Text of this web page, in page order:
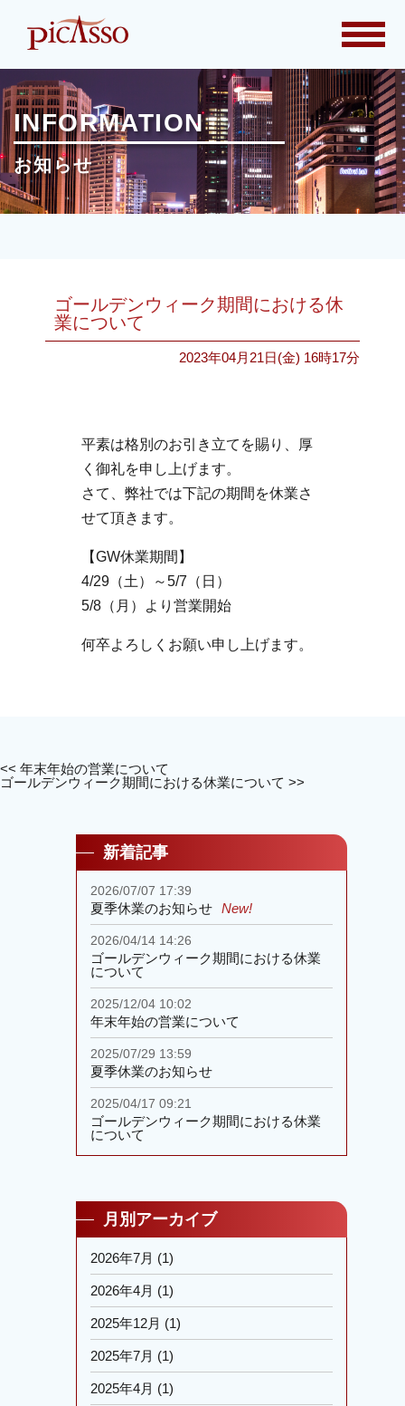
INFORMATION
お知らせ
ゴールデンウィーク期間における休
業について
2023年04月21日(金) 16時17分
平素は格別のお引き立てを賜り、厚
く御礼を申し上げます。
さて、弊社では下記の期間を休業さ
せて頂きます。
【GW休業期間】
4/29（土）～5/7（日）
5/8（月）より営業開始
何卒よろしくお願い申し上げます。
<< 年末年始の営業について
ゴールデンウィーク期間における休業について >>
新着記事
2026/07/07 17:39
夏季休業のお知らせ New!
2026/04/14 14:26
ゴールデンウィーク期間における休業
について
2025/12/04 10:02
年末年始の営業について
2025/07/29 13:59
夏季休業のお知らせ
2025/04/17 09:21
ゴールデンウィーク期間における休業
について
月別アーカイブ
2026年7月 (1)
2026年4月 (1)
2025年12月 (1)
2025年7月 (1)
2025年4月 (1)